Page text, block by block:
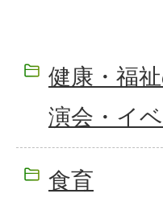
健康・福
演会・イ
食育